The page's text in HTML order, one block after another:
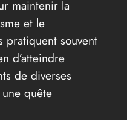
maintenir la
et le
pratiquent souvent
d’atteindre
de diverses
quête